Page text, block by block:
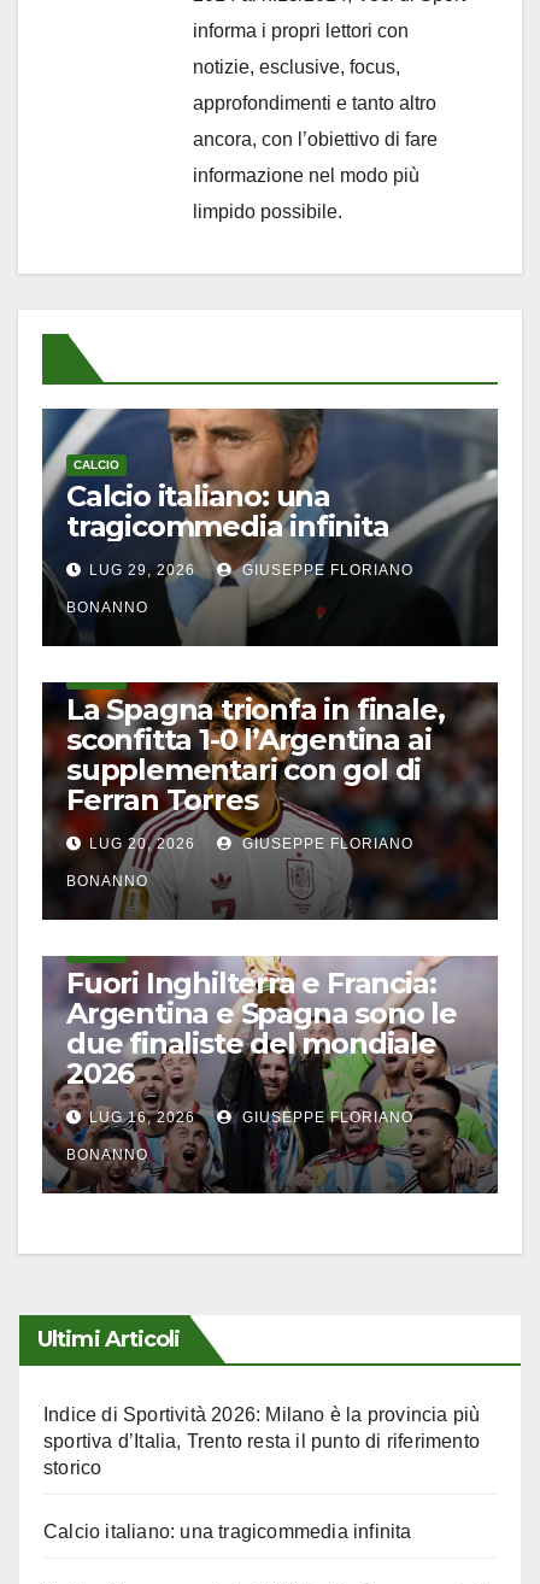
informa i propri lettori con
notizie, esclusive, focus,
approfondimenti e tanto altro
ancora, con l’obiettivo di fare
informazione nel modo più
limpido possibile.
CALCIO
Calcio italiano: una
tragicommedia infinita
LUG 29, 2026 GIUSEPPE FLORIANO
BONANNO
La Spagna trionfa in finale,
sconfitta 1-0 l’Argentina ai
supplementari con gol di
Ferran Torres
LUG 20, 2026 GIUSEPPE FLORIANO
BONANNO
Fuori Inghilterra e Francia:
Argentina e Spagna sono le
due finaliste del mondiale
2026
LUG 16, 2026 GIUSEPPE FLORIANO
BONANNO
Ultimi Articoli
Indice di Sportività 2026: Milano è la provincia più
sportiva d’Italia, Trento resta il punto di riferimento
storico
Calcio italiano: una tragicommedia infinita